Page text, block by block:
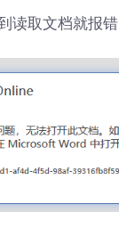
读取文档就报错